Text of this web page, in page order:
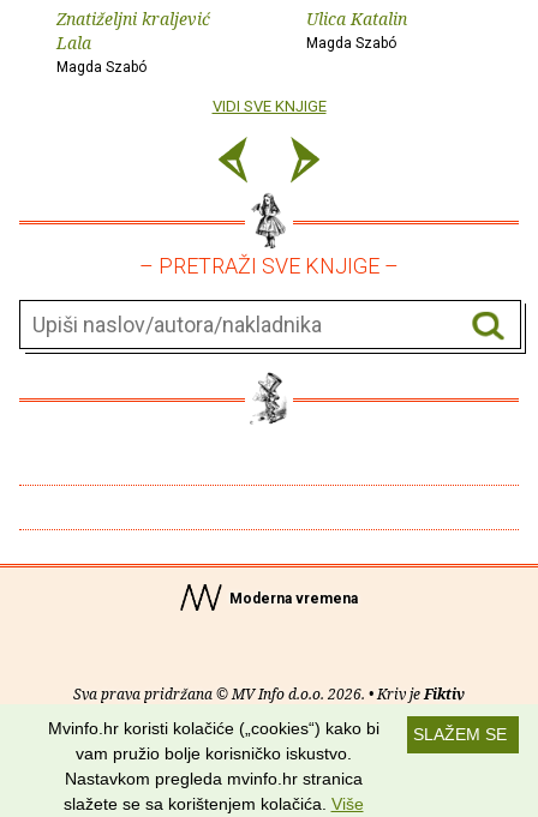
Znatiželjni kraljević
Lala
Magda Szabó
Ulica Katalin
Magda Szabó
VIDI SVE KNJIGE
– PRETRAŽI SVE KNJIGE –
Moderna vremena
Sva prava pridržana © MV Info d.o.o. 2026. • Kriv jeFiktiv
O nama• Pomoć• Uvjeti korištenja•RSS kanali
Potraži nas na:
SLAŽEM SE
Mvinfo.hr koristi kolačiće („cookies“) kako bi
vam pružio bolje korisničko iskustvo.
Nastavkom pregleda mvinfo.hr stranica
slažete se sa korištenjem kolačića. Više